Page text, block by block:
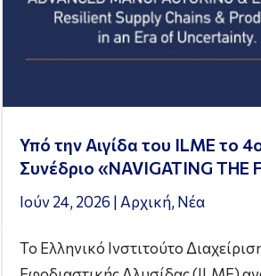
Υπό την Αιγίδα του ILME το
Συνέδριο «NAVIGATING THE
Ιούν 24, 2026 | Αρχική, Νέα
Το Ελληνικό Ινστιτούτο